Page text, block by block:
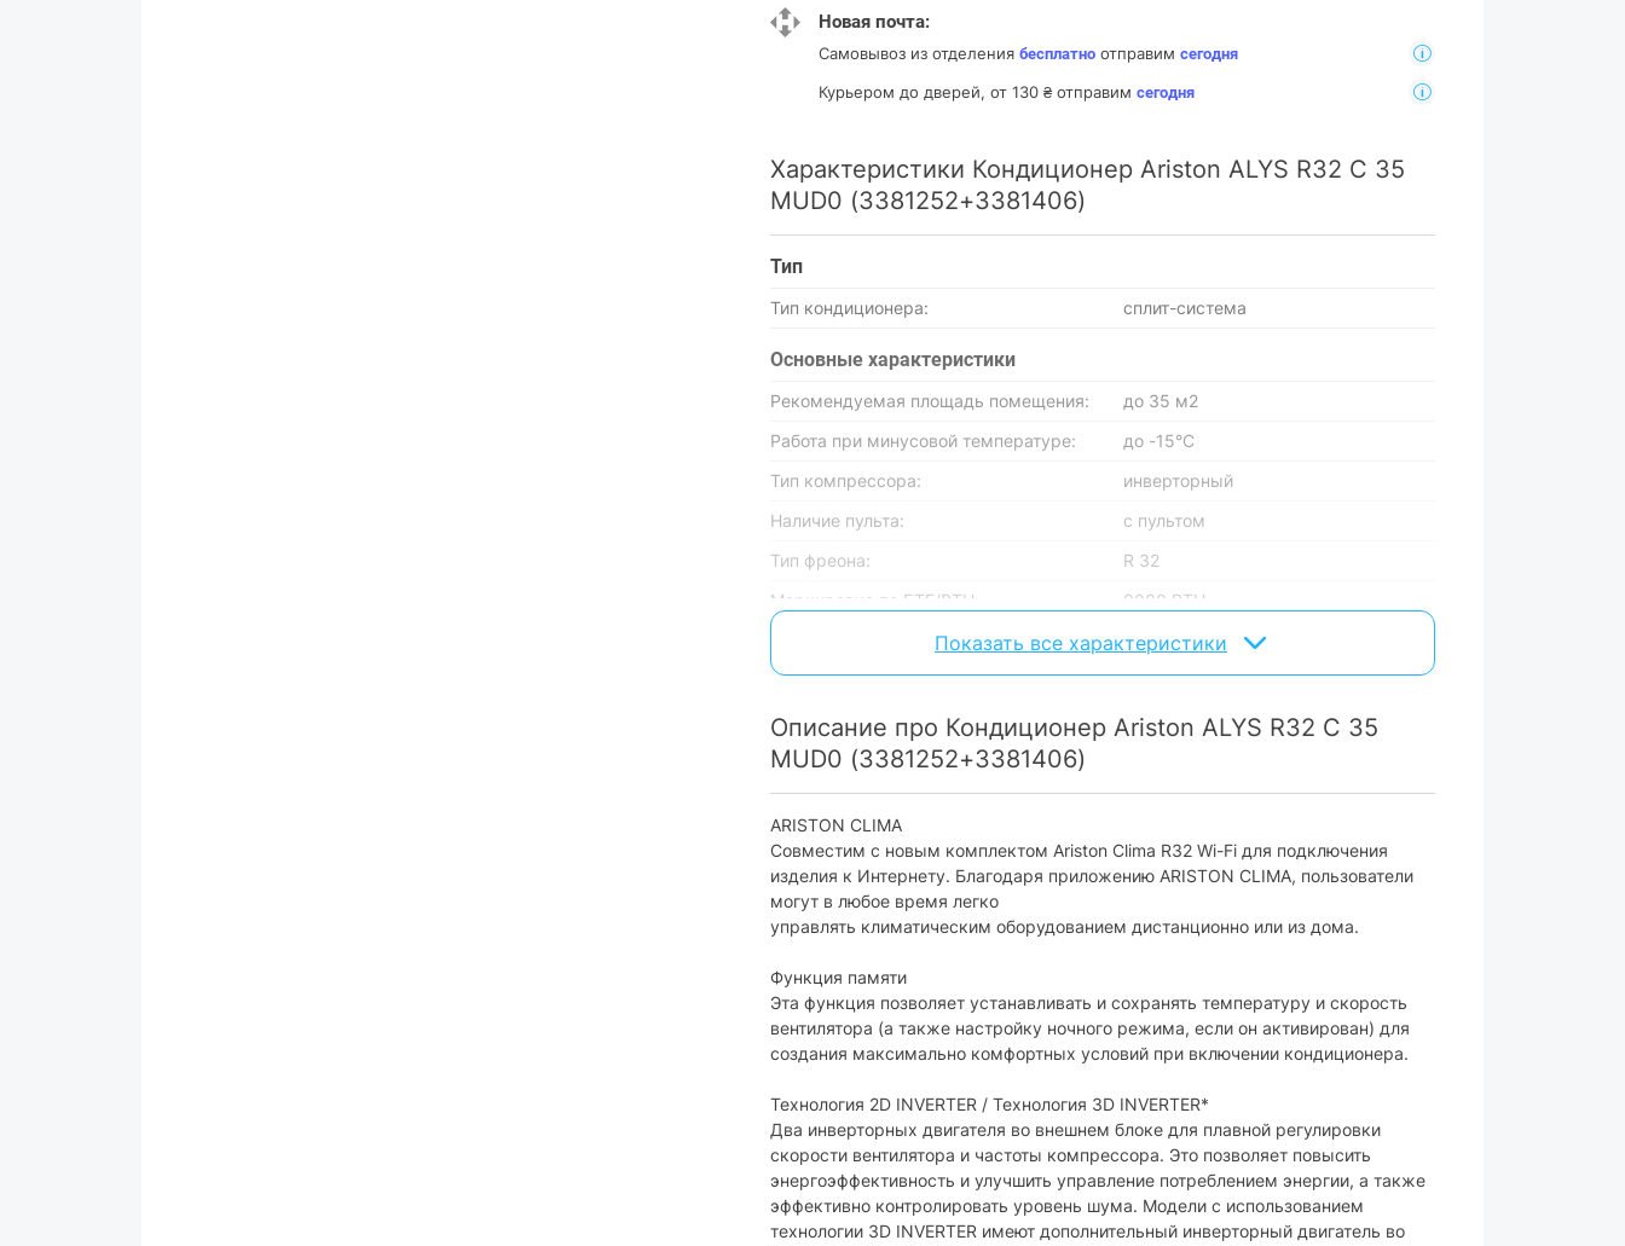
Новая почта:
Самовывоз из отделения бесплатно отправим сегодня
Курьером до дверей, от 130 ₴ отправим сегодня
Характеристики Кондиционер Ariston ALYS R32 C 35
MUD0 (3381252+3381406)
Тип
Тип кондиционера: сплит-система
Основные характеристики
Рекомендуемая площадь помещения:
до 35 м2
Работа при минусовой температуре:
до -15°C
Тип компрессора:
инверторный
Наличие пульта:
с пультом
Тип фреона:
R 32
Маркировка по БТЕ/BTU:
9000 BTU
охлаждение + обогрев + осушение
Охлаждение:
есть
Обогрев:
Ночной режим (режим сна):
есть
Турбо-режим:
Особенности
Wi-Fi управление:
Наличие дисплея:
с дисплеем
Уровень шума внутреннего блока:
Габариты:
805x285x194 мм
Вес:
7,6 кг
Цвет:
белый
Показать все характеристики
Описание про Кондиционер Ariston ALYS R32 C 35
MUD0 (3381252+3381406)
ARISTON CLIMA
Совместим с новым комплектом Ariston Clima R32 Wi-Fi для подключения
изделия к Интернету. Благодаря приложению ARISTON CLIMA, пользователи
могут в любое время легко
управлять климатическим оборудованием дистанционно или из дома.
Функция памяти
Эта функция позволяет устанавливать и сохранять температуру и скорость
вентилятора (а также настройку ночного режима, если он активирован) для
создания максимально комфортных условий при включении кондиционера.
Технология 2D INVERTER / Технология 3D INVERTER*
Два инверторных двигателя во внешнем блоке для плавной регулировки
скорости вентилятора и частоты компрессора. Это позволяет повысить
энергоэффективность и улучшить управление потреблением энергии, а также
эффективно контролировать уровень шума. Модели с использованием
технологии 3D INVERTER имеют дополнительный инверторный двигатель во